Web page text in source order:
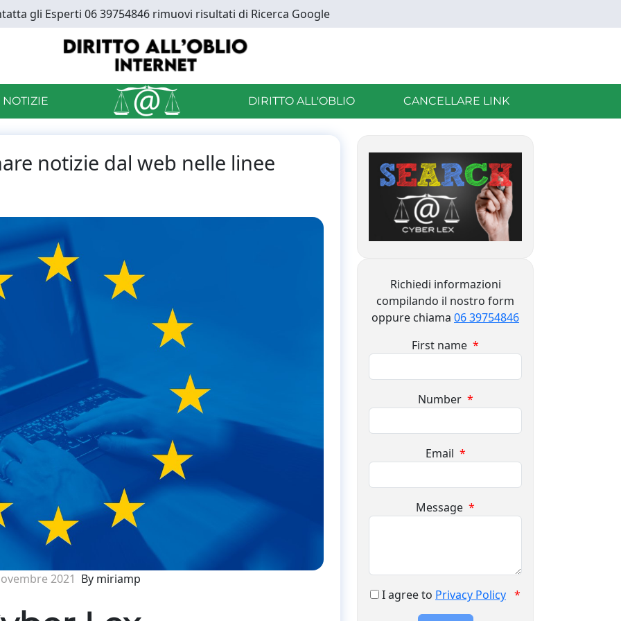
gli Esperti 06 39754846 rimuovi risultati di Ricerca Google
DIRITTO ALL'OBLIO CANCELLARE LINK
notizie dal web nelle linee
2021 By miriamp
Richiedi informazioni
compilando il nostro form
oppure chiama 06 39754846
First name *
Number *
Email *
Message *
I agree to Privacy Policy *